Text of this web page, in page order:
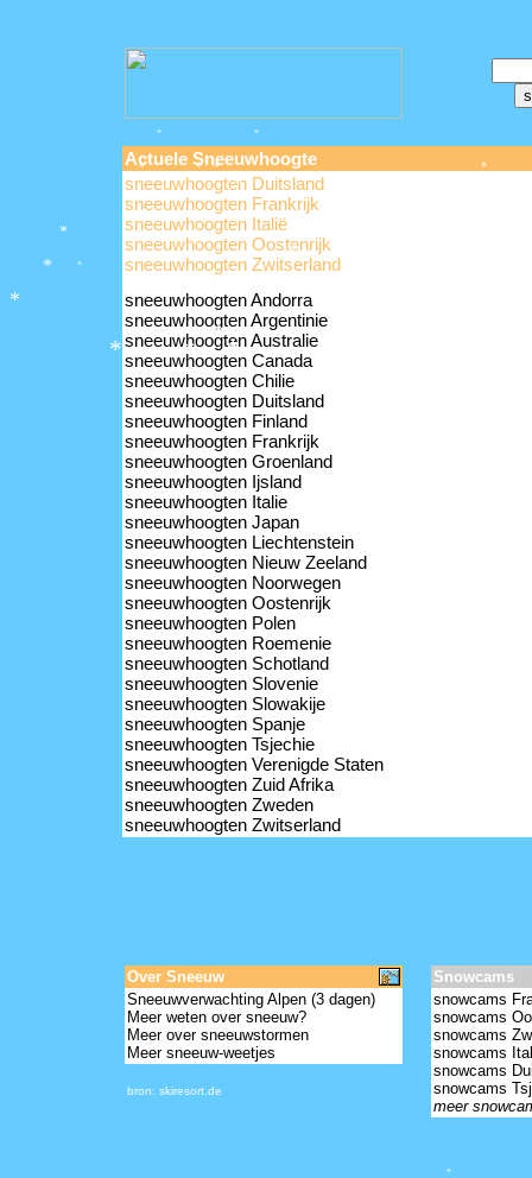
*
*
* *
*
*
*
*
*
Actuele Sneeuwhoogte
sneeuwhoogten Duitsland
sneeuwhoogten Frankrijk
sneeuwhoogten Italië
sneeuwhoogten Oostenrijk
sneeuwhoogten Zwitserland
sneeuwhoogten Andorra
sneeuwhoogten Argentinie
sneeuwhoogten Australie
sneeuwhoogten Canada
sneeuwhoogten Chilie
sneeuwhoogten Duitsland
sneeuwhoogten Finland
sneeuwhoogten Frankrijk
sneeuwhoogten Groenland
sneeuwhoogten Ijsland
sneeuwhoogten Italie
sneeuwhoogten Japan
sneeuwhoogten Liechtenstein
sneeuwhoogten Nieuw Zeeland
sneeuwhoogten Noorwegen
sneeuwhoogten Oostenrijk
sneeuwhoogten Polen
sneeuwhoogten Roemenie
sneeuwhoogten Schotland
sneeuwhoogten Slovenie
sneeuwhoogten Slowakije
sneeuwhoogten Spanje
sneeuwhoogten Tsjechie
sneeuwhoogten Verenigde Staten
sneeuwhoogten Zuid Afrika
sneeuwhoogten Zweden
sneeuwhoogten Zwitserland
Over Sneeuw
Sneeuwverwachting Alpen (3 dagen)
Meer weten over sneeuw?
Meer over sneeuwstormen
Meer sneeuw-weetjes
bron: skiresort.de
Snowcams
snowcams
snowcams
snowcams
snowcams
snowcams
snowcams
meer